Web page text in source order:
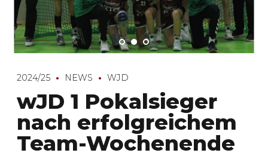
2024/25 NEWS WJD
wJD 1 Pokalsieger
nach erfolgreichem
Team-Wochenende